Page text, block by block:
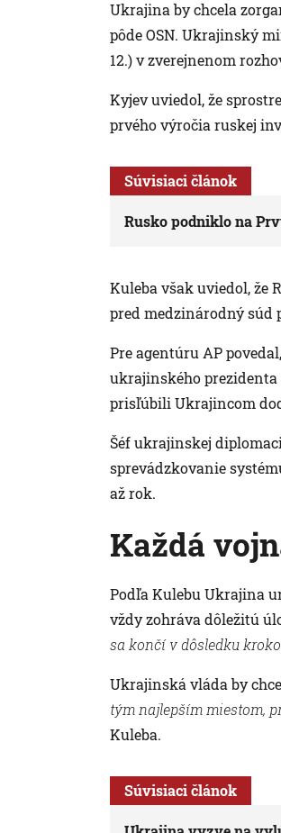
Ukrajina by chcela
pôde OSN. Ukrajinský
12.) v zverejnenom
Kyjev uviedol, že
prvého výročia ruskej
Súvisiaci článok
Rusko podniklo na
Kuleba však uviedol, že
pred medzinárodný súd
Pre agentúru AP
ukrajinského prezidenta
prisľúbili Ukrajincom
Šéf ukrajinskej
sprevádzkovanie
až rok.
Každá
Podľa Kulebu Ukrajina
vždy zohráva dôležitú
sa končí v dôsledku
Ukrajinská vláda by
tým najlepším miestom,
Kuleba.
Súvisiaci článok